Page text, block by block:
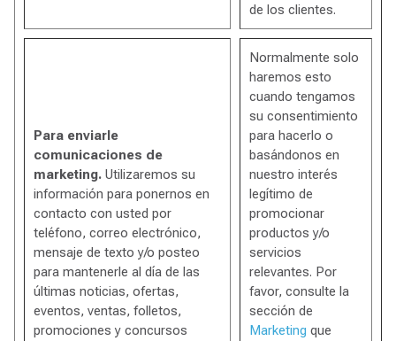
de los clientes.
Para enviarle
comunicaciones de
marketing. Utilizaremos su
información para ponernos en
contacto con usted por
teléfono, correo electrónico,
mensaje de texto y/o posteo
para mantenerle al día de las
últimas noticias, ofertas,
eventos, ventas, folletos,
promociones y concursos
Normalmente solo
haremos esto
cuando tengamos
su consentimiento
para hacerlo o
basándonos en
nuestro interés
legítimo de
promocionar
productos y/o
servicios
relevantes. Por
favor, consulte la
sección de
Marketing que